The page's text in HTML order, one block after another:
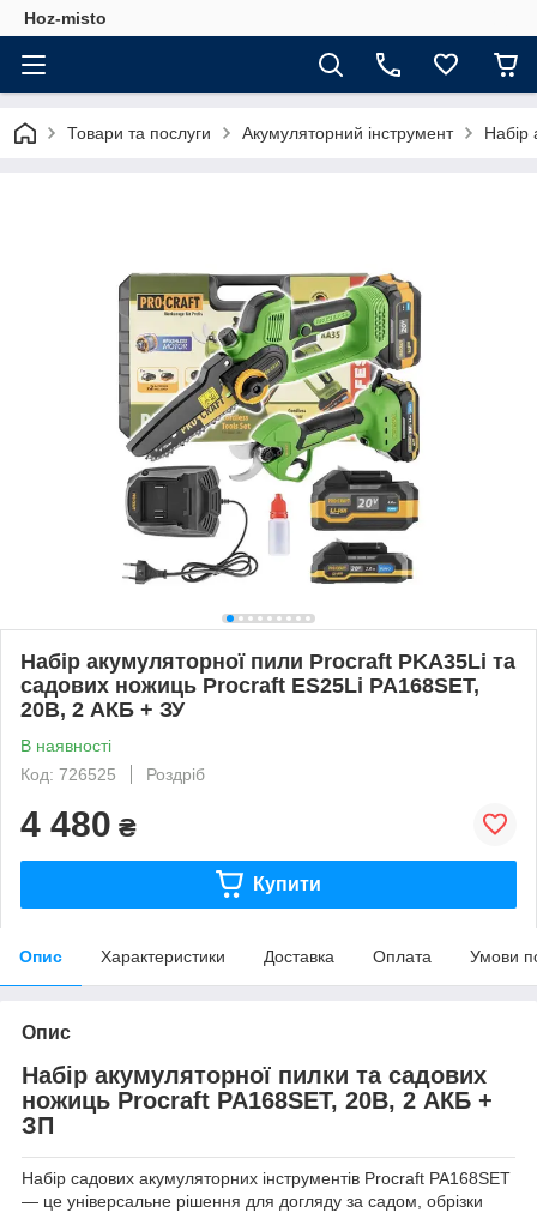
Hoz-misto
Товари та послуги Акумуляторний інструмент Набір
Набір акумуляторної пили Procraft PKA35Li та
садових ножиць Procraft ES25Li PA168SET,
20В, 2 АКБ + ЗУ
В наявності
Код: 726525
Роздріб
4 480 ₴
Купити
Опис Характеристики Доставка Оплата Умови
Опис
Набір акумуляторної пилки та садових
ножиць Procraft PA168SET, 20В, 2 АКБ +
ЗП
Набір садових акумуляторних інструментів Procraft PA168SET
— це універсальне рішення для догляду за садом, обрізки